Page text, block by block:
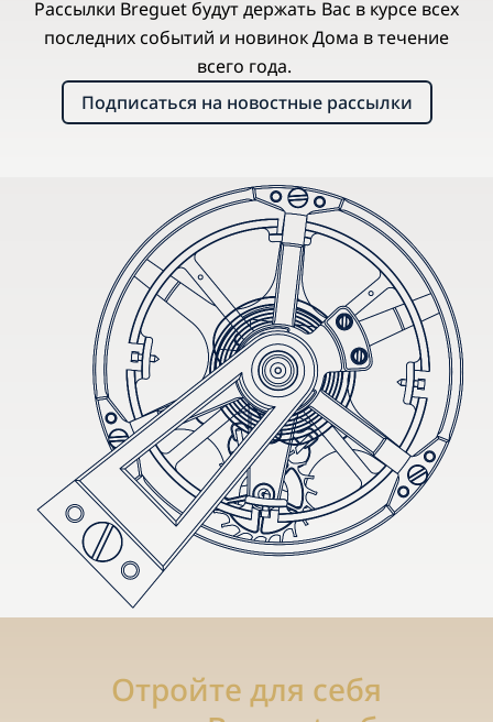
Рассылки Breguet будут держать Вас в курсе всех
последних событий и новинок Дома в течение
всего года.
Подписаться на новостные рассылки
Отройте для себя